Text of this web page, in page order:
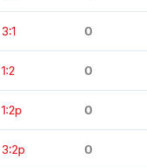
3:1 0
1:2 0
1:2p 0
3:2p 0